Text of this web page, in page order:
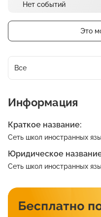
Нет событий
Это
Все
Информация
Краткое название:
Сеть школ иностранных
Юридическое
Сеть школ иностранных